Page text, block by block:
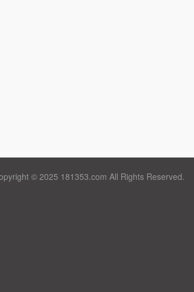
© 2025 181353.com All Rights Reserved.